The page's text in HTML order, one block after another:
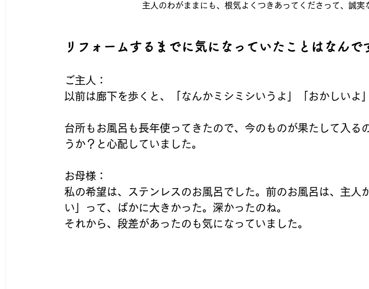
主人のわがままにも、根気よくつきあってくださって、誠実
リフォームするまでに気になっていたことはなんで
ご主人：
以前は廊下を歩くと、「なんかミシミシいうよ」「おかしいよ
台所もお風呂も長年使ってきたので、今のものが果たして入る
うか？と心配していました。
お母様：
私の希望は、ステンレスのお風呂でした。前のお風呂は、主人
い」って、ばかに大きかった。深かったのね。
それから、段差があったのも気になっていました。